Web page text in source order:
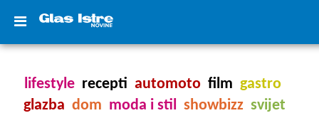
lifestyle recepti automoto film gastro
glazba dom moda i stil showbizz svijet